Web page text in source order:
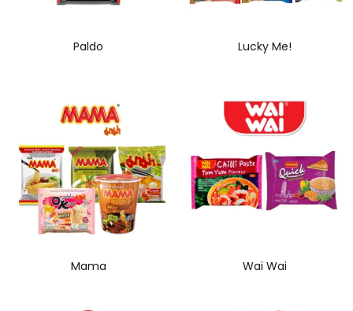
Paldo Lucky Me!
Mama Wai Wai